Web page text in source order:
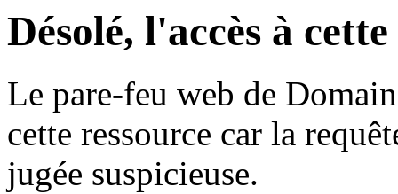
Désolé, l'accès à
Le pare-feu web de
cette ressource car la
jugée suspicieuse.